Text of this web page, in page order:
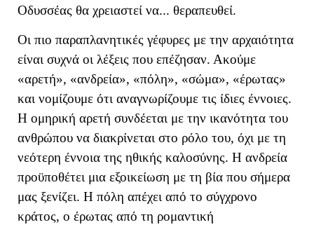
Οδυσσέας θα χρειαστεί να... θεραπευθεί.
Οι πιο παραπλανητικές γέφυρες με την αρχαιότητα
είναι συχνά οι λέξεις που επέζησαν. Ακούμε
«αρετή», «ανδρεία», «πόλη», «σώμα», «έρωτας»
και νομίζουμε ότι αναγνωρίζουμε τις ίδιες έννοιες.
Η ομηρική αρετή συνδέεται με την ικανότητα του
ανθρώπου να διακρίνεται στο ρόλο του, όχι με τη
νεότερη έννοια της ηθικής καλοσύνης. Η ανδρεία
προϋποθέτει μια εξοικείωση με τη βία που σήμερα
μας ξενίζει. Η πόλη απέχει από το σύγχρονο
κράτος, ο έρωτας από τη ρομαντική